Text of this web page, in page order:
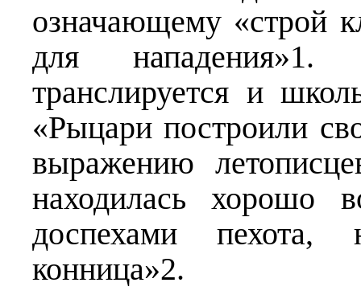
означающему «строй
для нападения»1.
транслируется и
«Рыцари построили
выражению
находилась хорошо
доспехами
конница»2.